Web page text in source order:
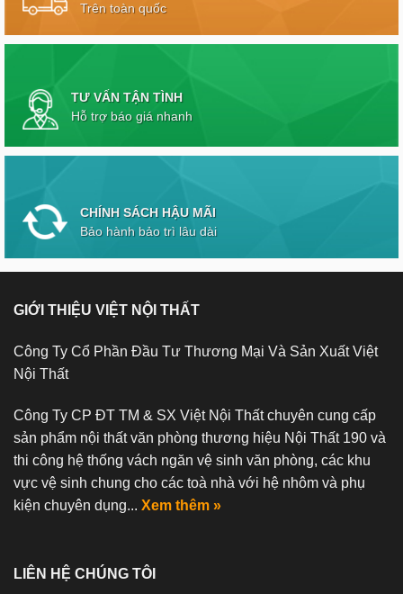
Trên toàn quốc
TƯ VẤN TẬN TÌNH
Hỗ trợ báo giá nhanh
CHÍNH SÁCH HẬU MÃI
Bảo hành bảo trì lâu dài
GIỚI THIỆU VIỆT NỘI THẤT
Công Ty Cổ Phần Đầu Tư Thương Mại Và Sản Xuất Việt
Nội Thất
Công Ty CP ĐT TM & SX Việt Nội Thất chuyên cung cấp
sản phẩm nội thất văn phòng thương hiệu Nội Thất 190 và
thi công hệ thống vách ngăn vệ sinh văn phòng, các khu
vực vệ sinh chung cho các toà nhà với hệ nhôm và phụ
kiện chuyên dụng... Xem thêm »
LIÊN HỆ CHÚNG TÔI